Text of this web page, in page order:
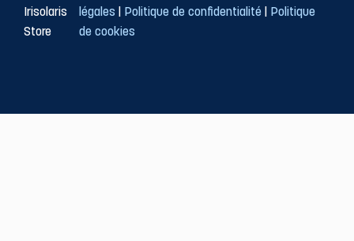
Irisolaris
Store
légales
Politique de confidentialité
Politique
de cookies